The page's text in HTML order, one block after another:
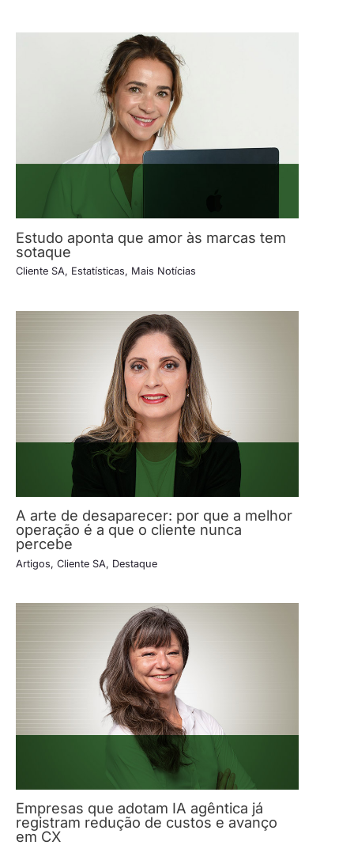
Estudo aponta que amor às marcas tem
sotaque
Cliente SA, Estatísticas, Mais Notícias
A arte de desaparecer: por que a melhor
operação é a que o cliente nunca
percebe
Artigos, Cliente SA, Destaque
Empresas que adotam IA agêntica já
registram redução de custos e avanço
em CX